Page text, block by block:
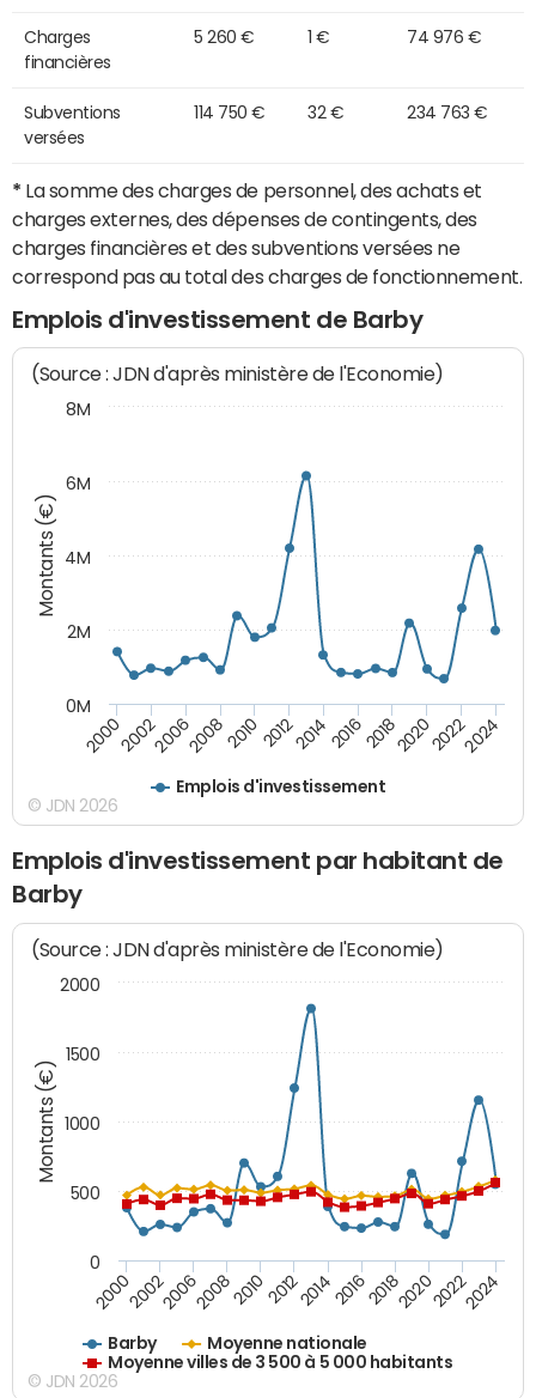
Charges
financières
5 260 € 1 € 74 976 €
Subventions
versées
114 750 € 32 € 234 763 €
* La somme des charges de personnel, des achats et
charges externes, des dépenses de contingents, des
charges financières et des subventions versées ne
correspond pas au total des charges de fonctionnement.
Emplois d'investissement de Barby
Montants (€)
(Source : JDN d'après ministère de l'Economie)
Emplois d'investissement
20002002200620082010 2012201420162018202020222024
0M
2M
4M
6M
8M
© JDN 2026
Emplois d'investissement par habitant de
Barby
Montants (€)
(Source : JDN d'après ministère de l'Economie)
Barby
Moyenne nationale
Moyenne villes de 3 500 à 5 000 habitants
200020022006200820102012201420162018202020222024
0
500
1000
1500
2000
© JDN 2026